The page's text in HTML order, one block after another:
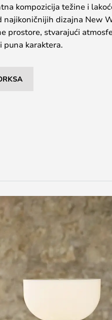
kompozicija težine i
najikoničnijih dizajna New
prostore, stvarajući
puna karaktera.